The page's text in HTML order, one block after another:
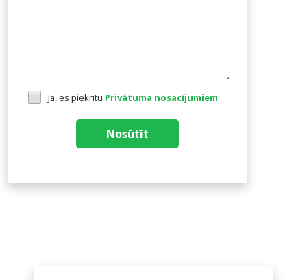
Jā, es piekrītu Privātuma nosacījumiem
Nosūtīt